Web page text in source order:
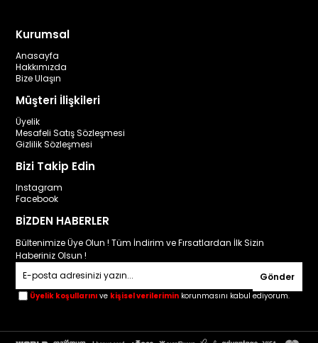
Kurumsal
Anasayfa
Hakkımızda
Bize Ulaşın
Müşteri İlişkileri
Üyelik
Mesafeli Satış Sözleşmesi
Gizlilik Sözleşmesi
Bizi Takip Edin
Instagram
Facebook
BİZDEN HABERLER
Bültenimize Üye Olun ! Tüm İndirim ve Fırsatlardan İlk Sizin
Haberiniz Olsun !
Gönder
Üyelik koşullarını ve kişisel verilerimin korunmasını kabul ediyorum.